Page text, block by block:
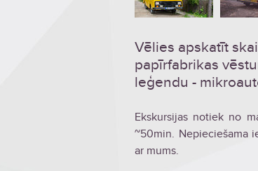
Vēlies apskatīt
papīrfabrikas
leģendu -
Ekskursijas notiek no
~50min. Nepieciešama
ar mums.